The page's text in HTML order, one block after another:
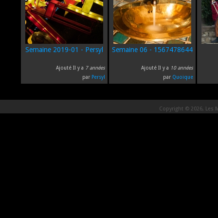
Semaine 2019-01 - Persyl
Ajouté Il y a 7 années
par Persyl
Semaine 06 - 1567478644
Ajouté Il y a 10 années
par Quoique
Copyright © 2026, Les